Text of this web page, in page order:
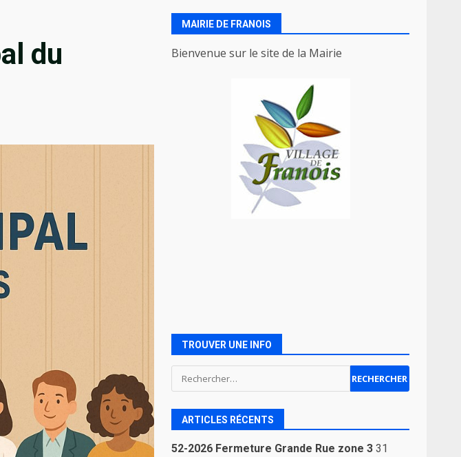
du
MAIRIE DE FRANOIS
Bienvenue sur le site de la Mairie
TROUVER UNE INFO
Rechercher :
ARTICLES RÉCENTS
52-2026 Fermeture Grande Rue zone 3 31